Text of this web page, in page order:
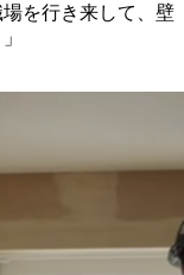
を行き来して、壁